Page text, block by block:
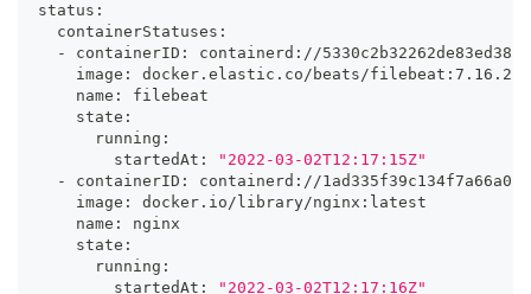
status:
  containerStatuses:
- containerID: containerd://
    image: docker.elastic.co/beats/filebeat:7.16.2
    name: filebeat
    state:
      running:
        startedAt:
"2022-03-02T12:17:15Z"
- containerID: containerd://
    image: docker.io/library/nginx:latest
    name: nginx
    state:
      running:
        startedAt:
"2022-03-02T12:17:16Z"